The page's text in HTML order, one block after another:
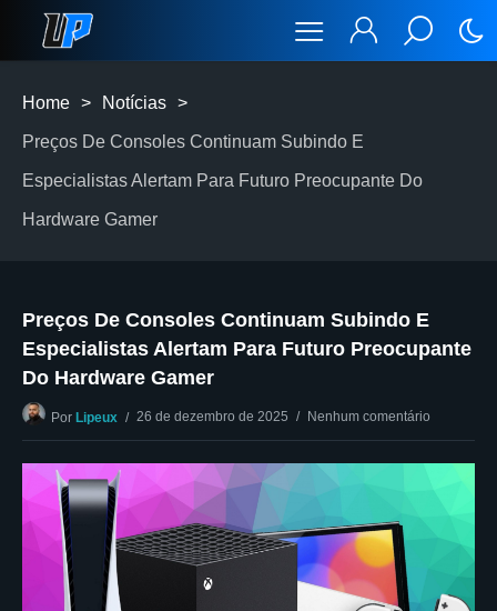
Home > Notícias >
Preços De Consoles Continuam Subindo E
Especialistas Alertam Para Futuro Preocupante Do
Hardware Gamer
Preços De Consoles Continuam Subindo E
Especialistas Alertam Para Futuro Preocupante
Do Hardware Gamer
Por Lipeux 26 de dezembro de 2025 Nenhum comentário